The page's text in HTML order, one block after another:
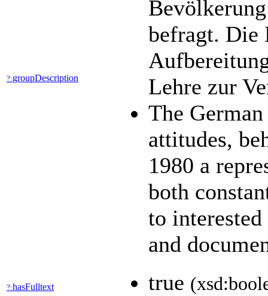
?:groupDescription
befragt. Die
Lehre zur
The
attitudes,
1980 a
both
to interested
and
?:hasFulltext true